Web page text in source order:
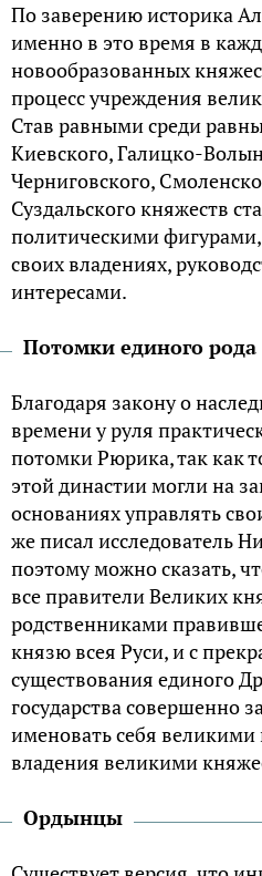
По заверению историка
именно в это время в
новообразованных
процесс учреждения
Став равными среди
Киевского, Галицко-
Черниговского,
Суздальского княжеств
политическими
своих владениях,
интересами.
Потомки единого рода
Благодаря закону о
времени у руля
потомки Рюрика, так как
этой династии могли на
основаниях управлять
же писал исследователь
поэтому можно сказать,
все правители Великих
родственниками
князю всея Руси, и с
существования единого
государства совершенно
именовать себя великими
владения великими
Ордынцы